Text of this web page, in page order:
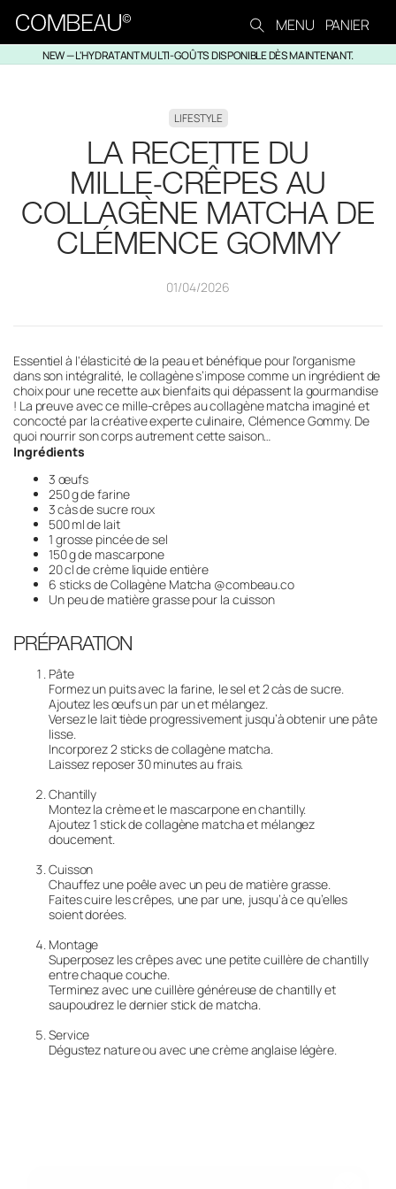
Ignorer et passer au
contenu
MENU PANIER
NEW — L'HYDRATANT MULTI-GOÛTS DISPONIBLE DÈS MAINTENANT.
LIFESTYLE
LA RECETTE DU
MILLE‑CRÊPES AU
COLLAGÈNE MATCHA DE
CLÉMENCE GOMMY
01/04/2026
Essentiel à l'élasticité de la peau et bénéfique pour l'organisme
dans son intégralité, le collagène s’impose comme un ingrédient de
choix pour une recette aux bienfaits qui dépassent la gourmandise
! La preuve avec ce mille-crêpes au collagène matcha imaginé et
concocté par la créative experte culinaire, Clémence Gommy. De
quoi nourrir son corps autrement cette saison…
Ingrédients
3 œufs
250 g de farine
3 càs de sucre roux
500 ml de lait
1 grosse pincée de sel
150 g de mascarpone
20 cl de crème liquide entière
6 sticks de Collagène Matcha @combeau.co
Un peu de matière grasse pour la cuisson
PRÉPARATION
Pâte
Formez un puits avec la farine, le sel et 2 càs de sucre.
Ajoutez les œufs un par un et mélangez.
Versez le lait tiède progressivement jusqu’à obtenir une pâte
lisse.
Incorporez 2 sticks de collagène matcha.
Laissez reposer 30 minutes au frais.
Chantilly
Montez la crème et le mascarpone en chantilly.
Ajoutez 1 stick de collagène matcha et mélangez
doucement.
Cuisson
Chauffez une poêle avec un peu de matière grasse.
Faites cuire les crêpes, une par une, jusqu’à ce qu’elles
soient dorées.
Montage
Superposez les crêpes avec une petite cuillère de chantilly
entre chaque couche.
Terminez avec une cuillère généreuse de chantilly et
saupoudrez le dernier stick de matcha.
Service
Dégustez nature ou avec une crème anglaise légère.